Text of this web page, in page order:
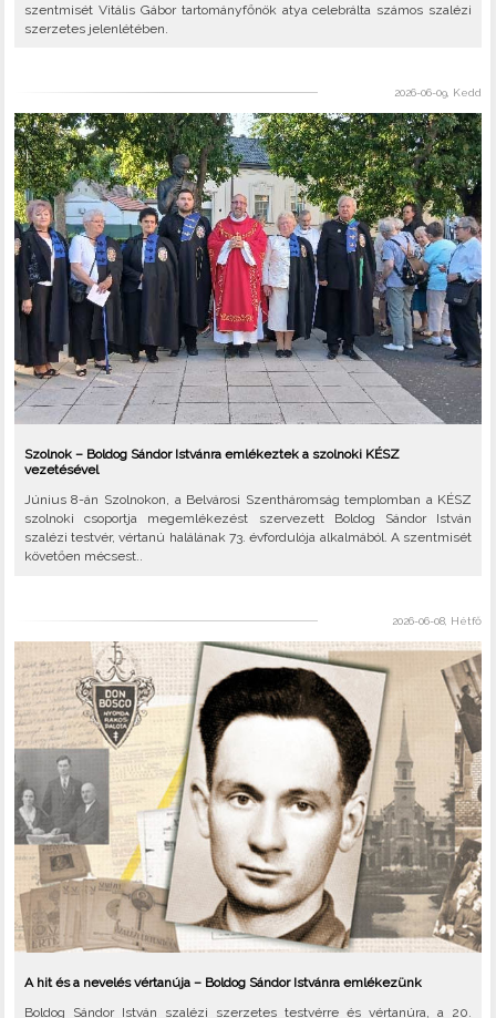
szentmisét Vitális Gábor tartományfőnök atya celebrálta számos szalézi
szerzetes jelenlétében.
2026-06-09, Kedd
Szolnok – Boldog Sándor Istvánra emlékeztek a szolnoki KÉSZ
vezetésével
Június 8-án Szolnokon, a Belvárosi Szentháromság templomban a KÉSZ
szolnoki csoportja megemlékezést szervezett Boldog Sándor István
szalézi testvér, vértanú halálának 73. évfordulója alkalmából. A szentmisét
követően mécsest..
2026-06-08, Hétfő
A hit és a nevelés vértanúja – Boldog Sándor Istvánra emlékezünk
Boldog Sándor István szalézi szerzetes testvérre és vértanúra, a 20.